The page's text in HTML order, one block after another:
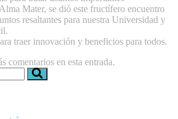
Mater, se dió este fructífero encuentro
resaltantes para nuestra Universidad y
traer innovación y beneficios para todos.
comentarios en esta entrada.